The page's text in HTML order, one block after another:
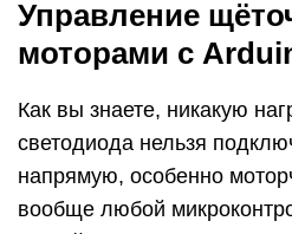
При помощи обычного
включать и выключать
digitalWrite(пин,